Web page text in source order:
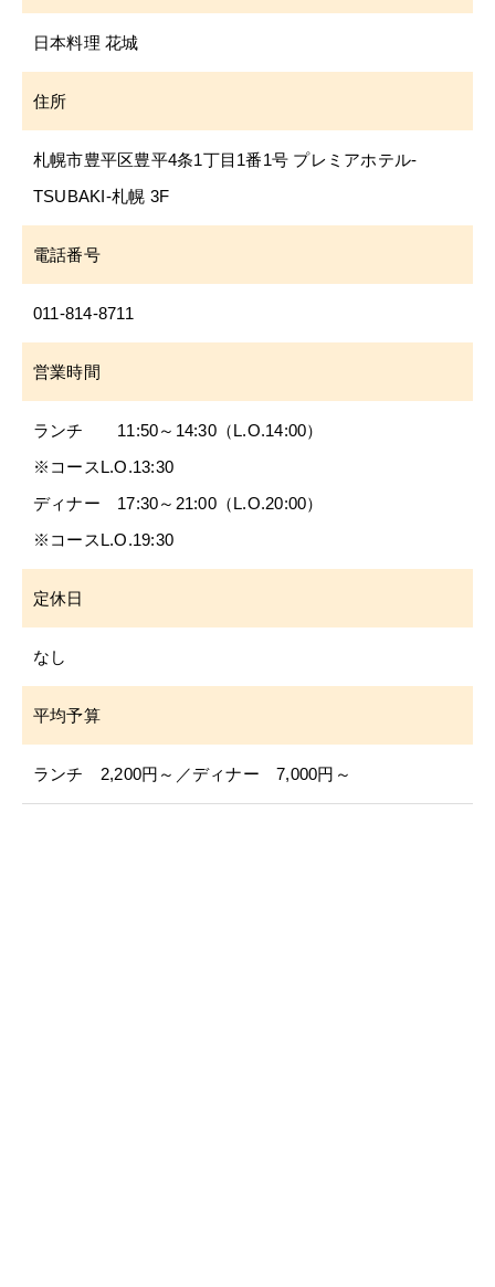
日本料理 花城
住所
札幌市豊平区豊平4条1丁目1番1号 プレミアホテル-
TSUBAKI-札幌 3F
電話番号
011-814-8711
営業時間
ランチ 11:50～14:30（L.O.14:00）
※コースL.O.13:30
ディナー 17:30～21:00（L.O.20:00）
※コースL.O.19:30
定休日
なし
平均予算
ランチ 2,200円～／ディナー 7,000円～